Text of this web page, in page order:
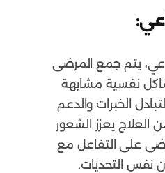
يتم جمع المرضى
نفسية مشابهة
الخبرات والدعم
العلاج يعزز الشعور
على التفاعل مع
نفس التحديات.